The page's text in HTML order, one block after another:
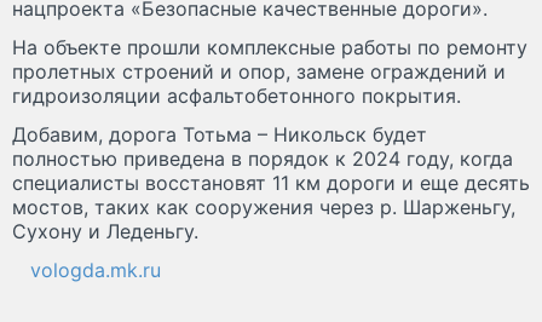
нацпроекта «Безопасные качественные дороги».
На объекте прошли комплексные работы по ремонту
пролетных строений и опор, замене ограждений и
гидроизоляции асфальтобетонного покрытия.
Добавим, дорога Тотьма – Никольск будет
полностью приведена в порядок к 2024 году, когда
специалисты восстановят 11 км дороги и еще десять
мостов, таких как сооружения через р. Шарженьгу,
Сухону и Леденьгу.
vologda.mk.ru